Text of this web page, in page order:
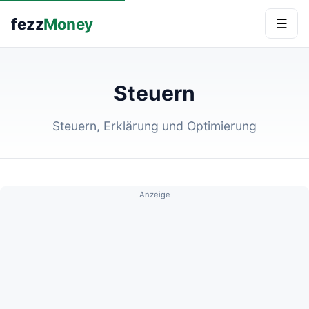
fezzMoney ☰
Steuern
Steuern, Erklärung und Optimierung